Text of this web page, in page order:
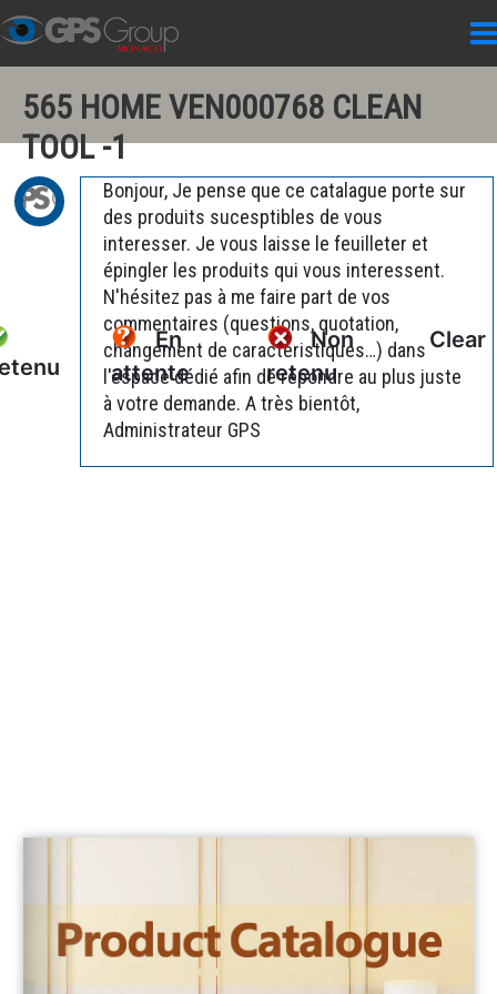
565 HOME VEN000768 CLEAN
TOOL -1
En
attente
Non
retenu
Clear
Bonjour, Je pense que ce catalague porte sur
des produits sucesptibles de vous
interesser. Je vous laisse le feuilleter et
épingler les produits qui vous interessent.
N'hésitez pas à me faire part de vos
commentaires (questions, quotation,
changement de caractéristiques…) dans
l'espace dédié afin de répondre au plus juste
à votre demande. A très bientôt,
Administrateur GPS